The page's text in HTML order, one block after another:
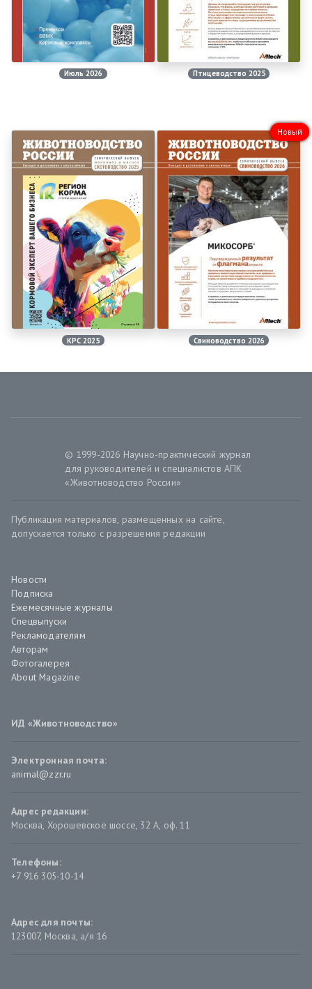
Июль 2026 Птицеводство 2025
КРС 2025 Свиноводство 2026
Новый
© 1999-2026 Научно-практический журнал
для руководителей и специалистов АПК
«Животноводство России»
Публикация материалов, размещенных на сайте,
допускается только с разрешения редакции
Новости
Подписка
Ежемесячные журналы
Спецвыпуски
Рекламодателям
Авторам
Фотогалерея
About Magazine
ИД «Животноводство»
Электронная почта:
animal@zzr.ru
Адрес редакции:
Москва, Хорошевское шоссе, 32 А, оф. 11
Телефоны:
+7 916 305-10-14
Адрес для почты:
123007, Москва, а/я 16